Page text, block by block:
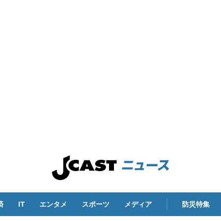
IT エンタメ スポーツ メディア 防災特集